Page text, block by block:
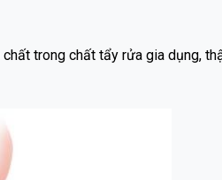
trong chất tẩy rửa gia dụng,